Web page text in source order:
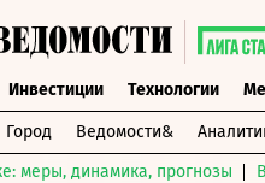
Инвестиции Технологии
Город Ведомости&
меры, динамика, прогнозы